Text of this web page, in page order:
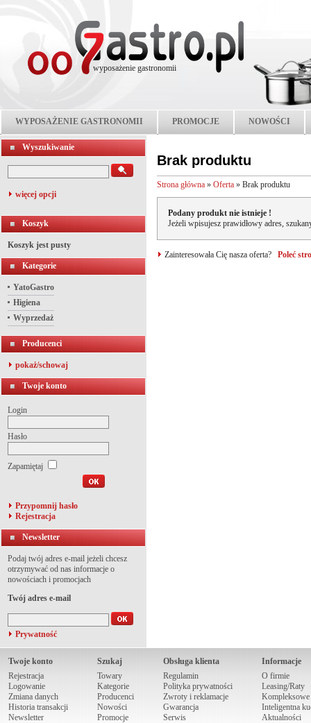
wyposażenie gastronomii
WYPOSAŻENIE GASTRONOMII PROMOCJE NOWOŚCI
Wyszukiwanie
więcej opcji
Koszyk
Koszyk jest pusty
Kategorie
YatoGastro
Higiena
Wyprzedaż
Producenci
pokaż/schowaj
Twoje konto
Login
Hasło
Zapamiętaj
Przypomnij hasło
Rejestracja
Newsletter
Podaj twój adres e-mail jeżeli chcesz
otrzymywać od nas informacje o
nowościach i promocjach
Twój adres e-mail
Prywatność
Brak produktu
Strona główna » Oferta » Brak produktu
Podany produkt nie istnieje !
Jeżeli wpisujesz prawidłowy adres,
Zainteresowała Cię nasza oferta? Poleć
Twoje konto
Rejestracja
Logowanie
Zmiana danych
Historia transakcji
Newsletter
Szukaj
Towary
Kategorie
Producenci
Nowości
Promocje
Obsługa klienta
Regulamin
Polityka prywatności
Zwroty i reklamacje
Gwarancja
Serwis
Informacje
O firmie
Leasing/Raty
Kompleksowe
Inteligentna
Aktualności